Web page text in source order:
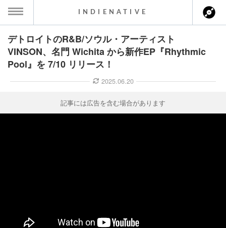
MENU
ス一覧
ト情報
INDIENATIVE
デトロイトのR&B/ソウル・アーティスト
VINSON、名門 Wichita から新作EP『Rhythmic
Pool』を 7/10 リリース！
2025.06.20
記事には広告を含む場合があります